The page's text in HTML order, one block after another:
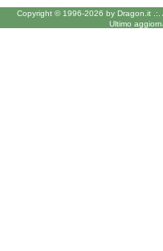
Copyright © 1996-2026 by Dragon.it .:.
Ultimo